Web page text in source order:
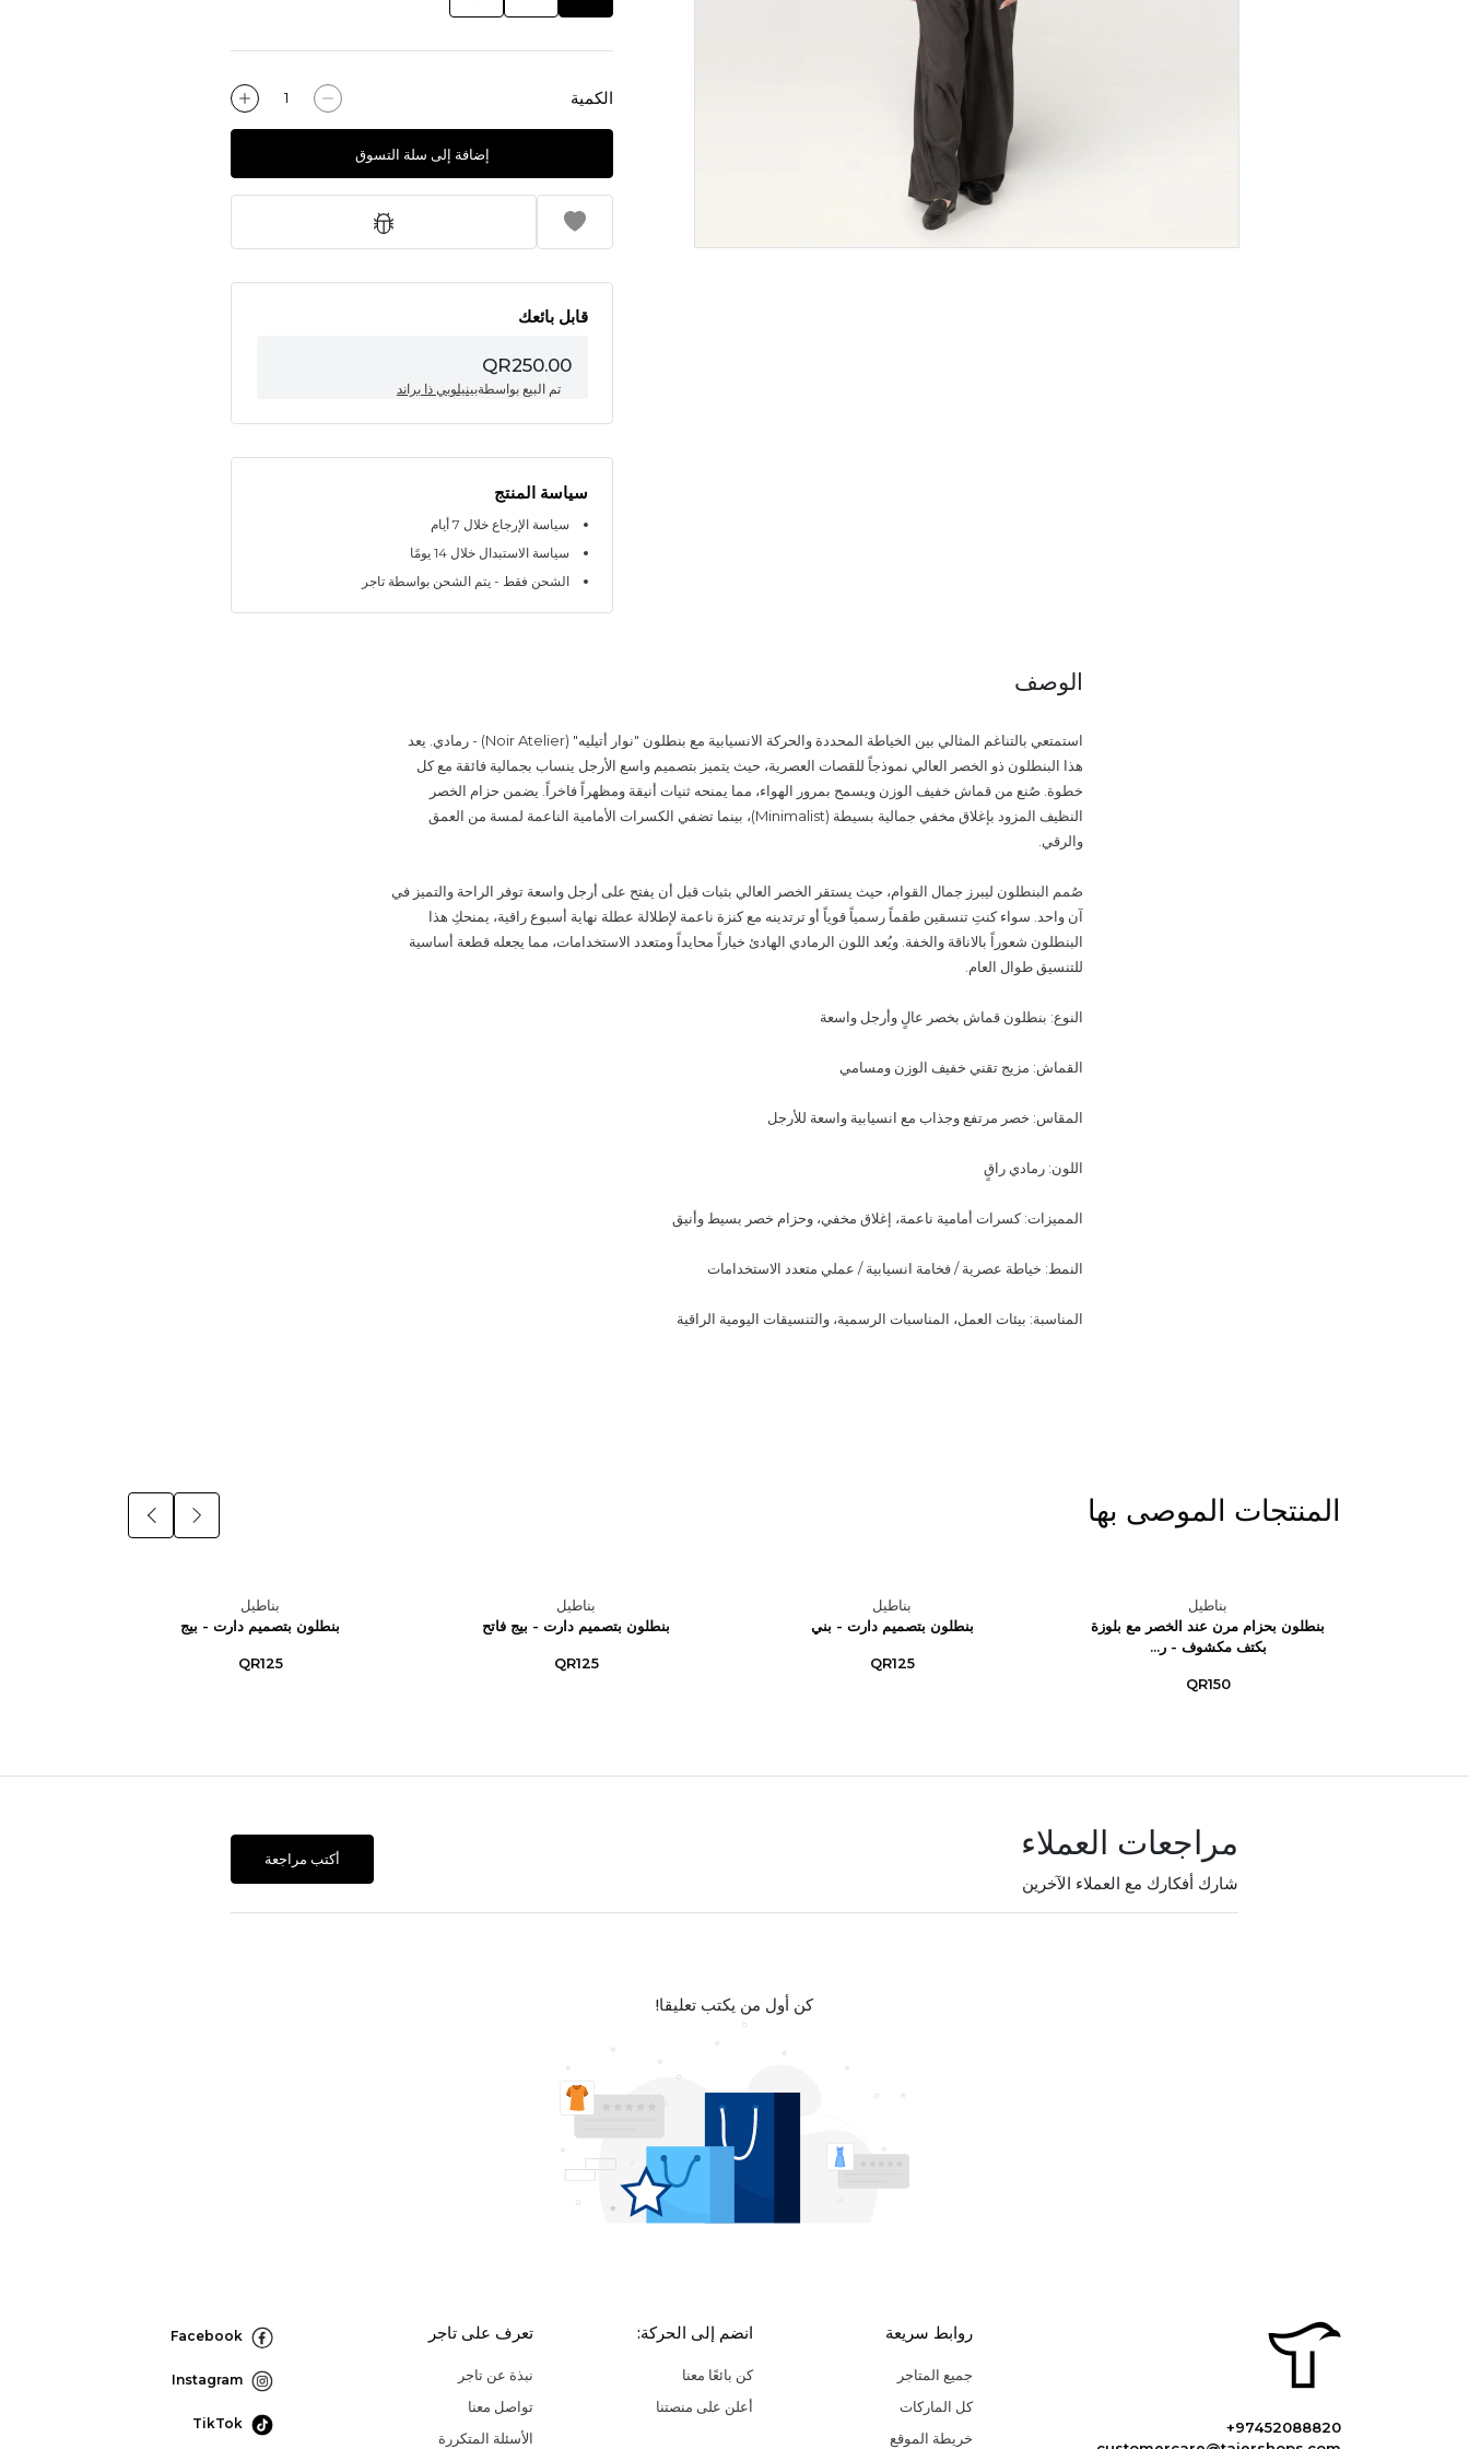
الكمية
إضافة إلى سلة التسوق
قابل بائعك
QR250.00
تم البيع بواسطةبينيلوبي ذا براند
سياسة المنتج
سياسة الإرجاع خلال 7 أيام
سياسة الاستبدال خلال 14 يومًا
الشحن فقط - يتم الشحن بواسطة تاجر
الوصف
استمتعي بالتناغم المثالي بين الخياطة المحددة والحركة الانسيابية مع بنطلون "نوار أتيليه" (Noir Atelier) - رمادي. يعد
هذا البنطلون ذو الخصر العالي نموذجاً للقصات العصرية، حيث يتميز بتصميم واسع الأرجل ينساب بجمالية فائقة مع كل
خطوة. صُنع من قماش خفيف الوزن ويسمح بمرور الهواء، مما يمنحه ثنيات أنيقة ومظهراً فاخراً. يضمن حزام الخصر
النظيف المزود بإغلاق مخفي جمالية بسيطة (Minimalist)، بينما تضفي الكسرات الأمامية الناعمة لمسة من العمق
والرقي.
صُمم البنطلون ليبرز جمال القوام، حيث يستقر الخصر العالي بثبات قبل أن يفتح على أرجل واسعة توفر الراحة والتميز في
آن واحد. سواء كنتِ تنسقين طقماً رسمياً قوياً أو ترتدينه مع كنزة ناعمة لإطلالة عطلة نهاية أسبوع راقية، يمنحكِ هذا
البنطلون شعوراً بالاناقة والخفة. ويُعد اللون الرمادي الهادئ خياراً محايداً ومتعدد الاستخدامات، مما يجعله قطعة أساسية
للتنسيق طوال العام.
النوع: بنطلون قماش بخصر عالٍ وأرجل واسعة
القماش: مزيج تقني خفيف الوزن ومسامي
المقاس: خصر مرتفع وجذاب مع انسيابية واسعة للأرجل
اللون: رمادي راقٍ
المميزات: كسرات أمامية ناعمة، إغلاق مخفي، وحزام خصر بسيط وأنيق
النمط: خياطة عصرية / فخامة انسيابية / عملي متعدد الاستخدامات
المناسبة: بيئات العمل، المناسبات الرسمية، والتنسيقات اليومية الراقية
المنتجات الموصى بها
بناطيل
بنطلون بحزام مرن عند الخصر مع بلوزة
بكتف مكشوف - ر...
QR150
بناطيل
بنطلون بتصميم دارت - بني
QR125
بناطيل
بنطلون بتصميم دارت - بيج فاتح
QR125
بناطيل
بنطلون بتصميم دارت - بيج
QR125
مراجعات العملاء
شارك أفكارك مع العملاء الآخرين
أكتب مراجعة
كن أول من يكتب تعليقا!
+97452088820
روابط سريعة
جميع المتاجر
كل الماركات
خريطة الموقع
انضم إلى الحركة:
كن بائعًا معنا
أعلن على منصتنا
تعرف على تاجر
نبذة عن تاجر
تواصل معنا
الأسئلة المتكررة
Facebook
Instagram
TikTok